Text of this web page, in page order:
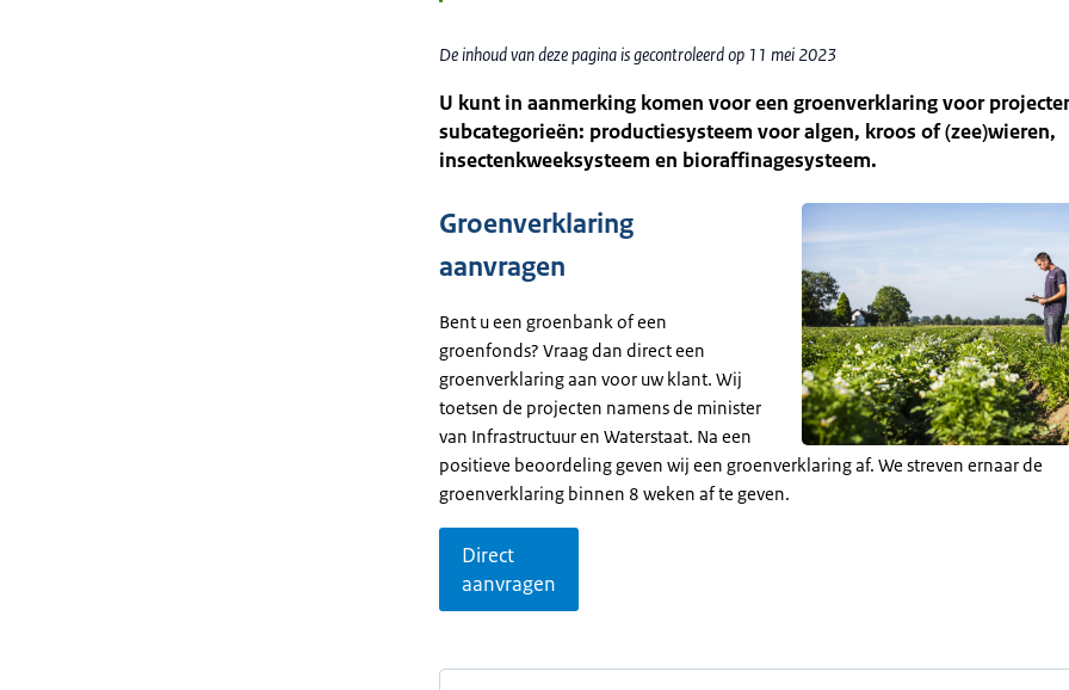
De inhoud van deze pagina is gecontroleerd op 11 mei 2023
U kunt in aanmerking komen voor een groenverklaring voor
subcategorieën: productiesysteem voor algen, kroos of (zee)wieren,
insectenkweeksysteem en bioraffinagesysteem.
Groenverklaring
aanvragen
Bent u een groenbank of een
groenfonds? Vraag dan direct een
groenverklaring aan voor uw klant. Wij
toetsen de projecten namens de minister
van Infrastructuur en Waterstaat. Na een
positieve beoordeling geven wij een groenverklaring af. We streven ernaar de
groenverklaring binnen 8 weken af te geven.
Direct
aanvragen